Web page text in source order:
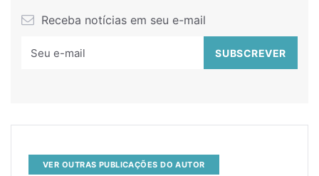
Receba notícias em seu e-mail
VER OUTRAS PUBLICAÇÕES DO AUTOR